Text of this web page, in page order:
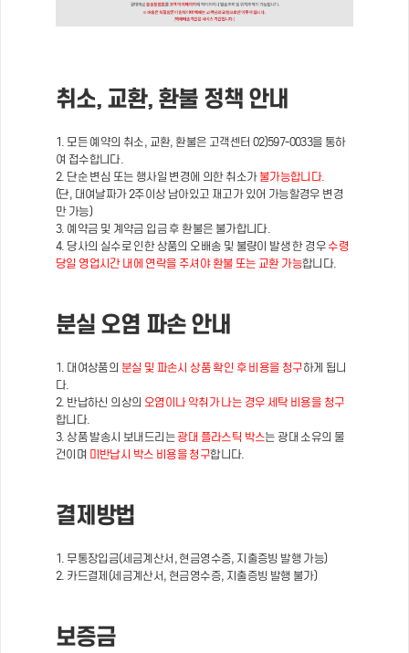
취소, 교환, 환불 정책 안내
1. 모든 예약의 취소, 교환, 환불은 고객센터 02)597-0033을 통하
여 접수합니다.
2. 단순 변심 또는 행사일 변경에 의한 취소가 불가능합니다.
(단, 대여날짜가 2주이상 남아있고 재고가 있어 가능할경우 변경
만 가능)
3. 예약금 및 계약금 입금 후 환불은 불가합니다.
4. 당사의 실수로 인한 상품의 오배송 및 불량이 발생 한 경우 수령
당일 영업시간 내에 연락을 주셔야 환불 또는 교환 가능합니다.
분실 오염 파손 안내
1. 대여상품의 분실 및 파손시 상품 확인 후 비용을 청구하게 됩니
다.
2. 반납하신 의상의 오염이나 악취가 나는 경우 세탁 비용을 청구
합니다.
3. 상품 발송시 보내드리는 광대 플라스틱 박스는 광대 소유의 물
건이며 미반납시 박스 비용을 청구합니다.
결제방법
1. 무통장입금(세금계산서, 현금영수증, 지출증빙 발행 가능)
2. 카드결제(세금계산서, 현금영수증, 지출증빙 발행 불가)
보증금